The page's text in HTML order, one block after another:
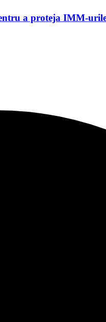
a proteja IMM-